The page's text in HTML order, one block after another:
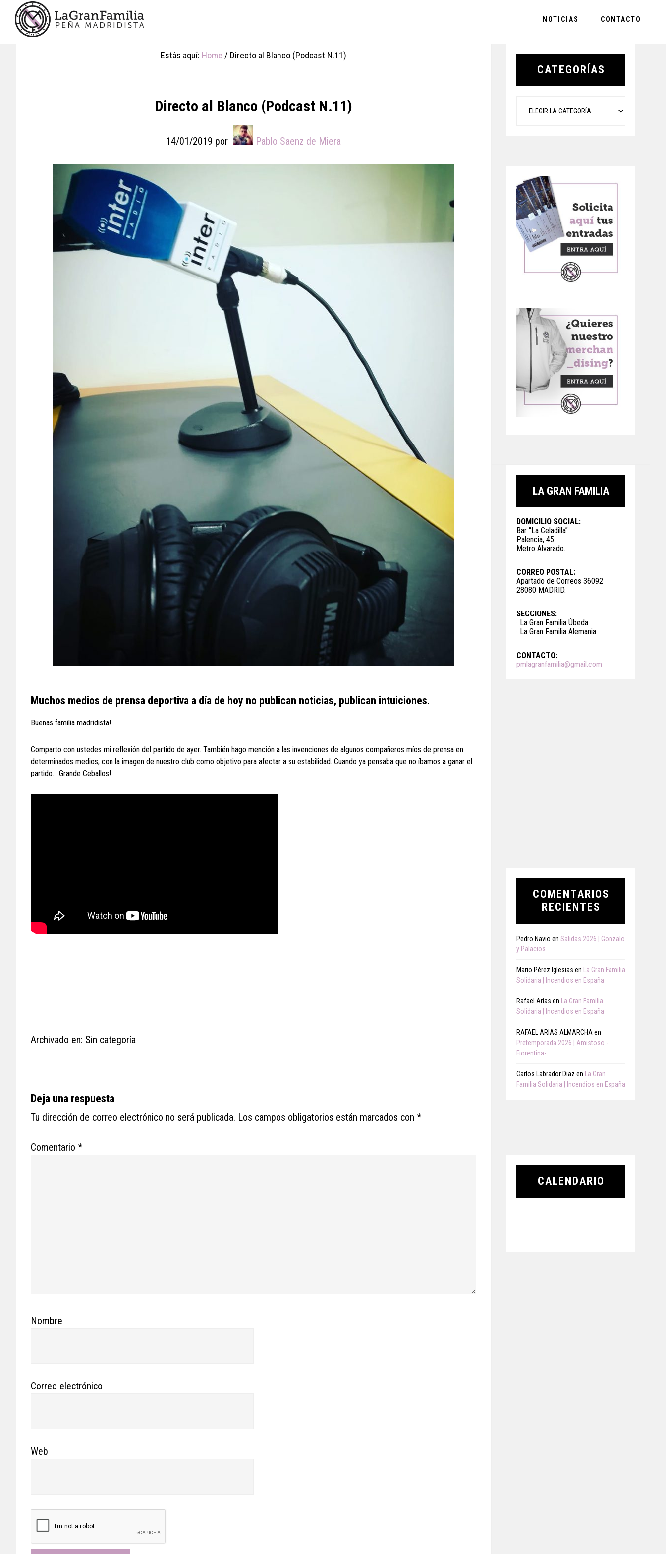
primary
footer
NOTICIAS CONTACTO
Estás aquí: Home / Directo al Blanco (Podcast N.11)
Directo al Blanco (Podcast N.11)
14/01/2019 por Pablo Saenz de Miera
Muchos medios de prensa deportiva a día de hoy no publican noticias, publican intuiciones.
Buenas familia madridista!
Comparto con ustedes mi reflexión del partido de ayer. También hago mención a las invenciones de algunos compañeros míos de prensa en
determinados medios, con la imagen de nuestro club como objetivo para afectar a su estabilidad. Cuando ya pensaba que no íbamos a ganar el
partido… Grande Ceballos!
Archivado en: Sin categoría
Reader
Interactions
Deja una respuesta
Tu dirección de correo electrónico no será publicada. Los campos obligatorios están marcados con *
Comentario *
Nombre
Correo electrónico
Web
Primary
CATEGORÍAS
LA GRAN FAMILIA
DOMICILIO SOCIAL:
Bar “La Celadilla”
Palencia, 45
Metro Alvarado.
CORREO POSTAL:
Apartado de Correos 36092
28080 MADRID.
SECCIONES:
· La Gran Familia Úbeda
· La Gran Familia Alemania
CONTACTO:
pmlagranfamilia@gmail.com
COMENTARIOS
RECIENTES
Pedro Navio en Salidas 2026 | Gonzalo
y Palacios
Mario Pérez Iglesias en
La Gran Familia
Solidaria | Incendios en España
Rafael Arias en
La Gran Familia
Solidaria | Incendios en España
RAFAEL ARIAS ALMARCHA en
Pretemporada 2026 | Amistoso -
Fiorentina-
Carlos Labrador Diaz en
La Gran
Familia Solidaria | Incendios en España
CALENDARIO